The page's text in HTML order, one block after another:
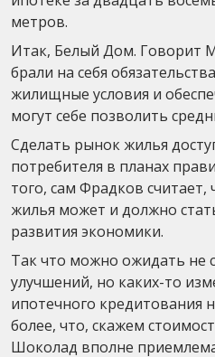
метров.
Итак, Белый Дом. Говорит
брали на себя
жилищные условия и
могут себе позволить
Сделать рынок жилья
потребителя в планах
того, сам Фрадков считает,
жилья может и должно
развития экономики.
Так что можно ожидать не
улучшений, но каких-то
ипотечного кредитования
более, что, скажем
Шоколад вполне